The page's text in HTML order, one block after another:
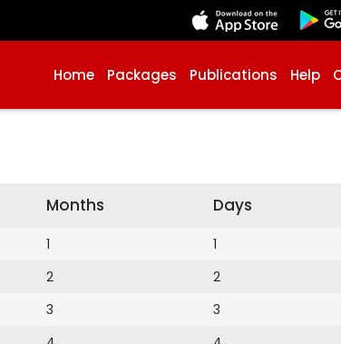
Home Packages Publications Help
Months
1
2
3
Days
1
2
3